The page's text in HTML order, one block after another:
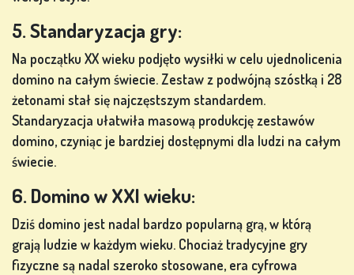
5. Standaryzacja gry:
Na początku XX wieku podjęto wysiłki w celu ujednolicenia
domino na całym świecie. Zestaw z podwójną szóstką i 28
żetonami stał się najczęstszym standardem.
Standaryzacja ułatwiła masową produkcję zestawów
domino, czyniąc je bardziej dostępnymi dla ludzi na całym
świecie.
6. Domino w XXI wieku:
Dziś domino jest nadal bardzo popularną grą, w którą
grają ludzie w każdym wieku. Chociaż tradycyjne gry
fizyczne są nadal szeroko stosowane, era cyfrowa